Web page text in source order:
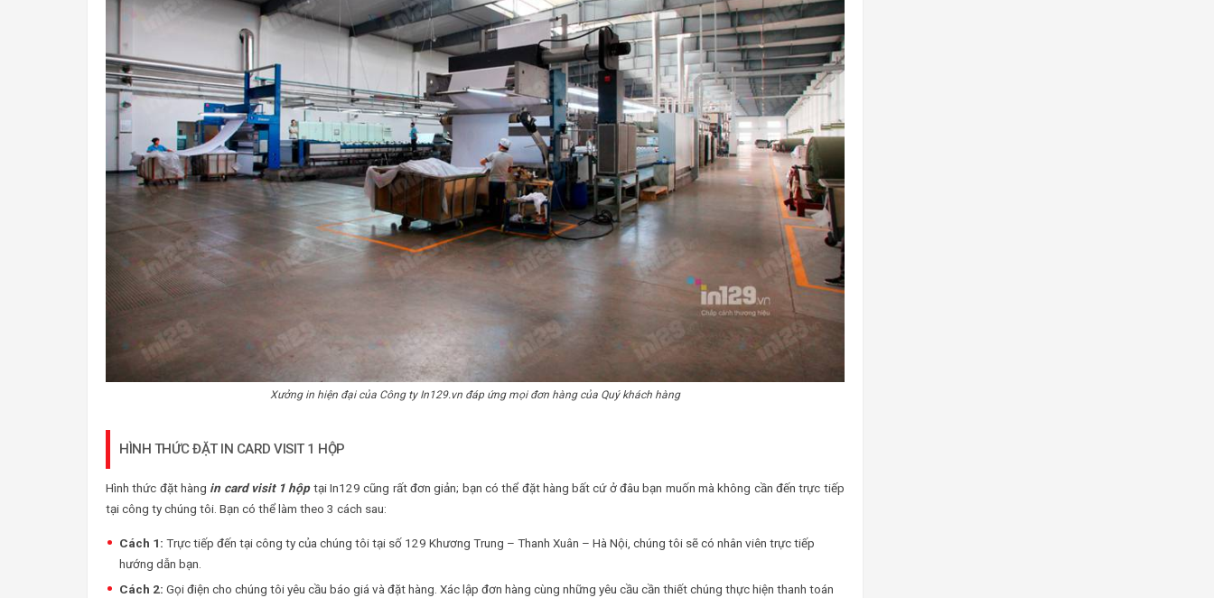
Xưởng in hiện đại của Công ty In129.vn đáp ứng mọi đơn hàng của Quý khách hàng
HÌNH THỨC ĐẶT IN CARD VISIT 1 HỘP
Hình thức đặt hàng in card visit 1 hộptại In129 cũng rất đơn giản; bạn có thể đặt hàng bất cứ ở đâu bạn muốn mà không cần đến trực tiếp
tại công ty chúng tôi. Bạn có thể làm theo 3 cách sau:
Cách 1: Trực tiếp đến tại công ty của chúng tôi tại số 129 Khương Trung – Thanh Xuân – Hà Nội, chúng tôi sẽ có nhân viên trực tiếp
hướng dẫn bạn.
Cách 2: Gọi điện cho chúng tôi yêu cầu báo giá và đặt hàng. Xác lập đơn hàng cùng những yêu cầu cần thiết chúng thực hiện thanh toán